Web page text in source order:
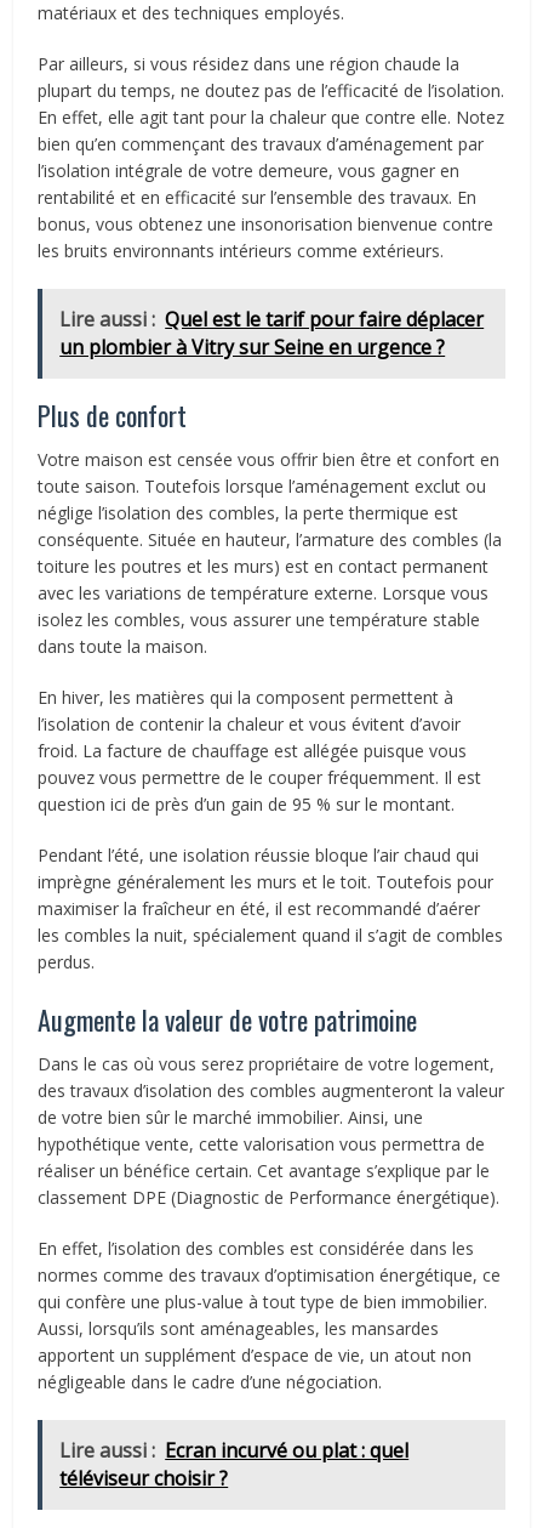
matériaux et des techniques employés.
Par ailleurs, si vous résidez dans une région chaude la
plupart du temps, ne doutez pas de l’efficacité de l’isolation.
En effet, elle agit tant pour la chaleur que contre elle. Notez
bien qu’en commençant des travaux d’aménagement par
l’isolation intégrale de votre demeure, vous gagner en
rentabilité et en efficacité sur l’ensemble des travaux. En
bonus, vous obtenez une insonorisation bienvenue contre
les bruits environnants intérieurs comme extérieurs.
Lire aussi : Quel est le tarif pour faire déplacer
un plombier à Vitry sur Seine en urgence ?
Plus de confort
Votre maison est censée vous offrir bien être et confort en
toute saison. Toutefois lorsque l’aménagement exclut ou
néglige l’isolation des combles, la perte thermique est
conséquente. Située en hauteur, l’armature des combles (la
toiture les poutres et les murs) est en contact permanent
avec les variations de température externe. Lorsque vous
isolez les combles, vous assurer une température stable
dans toute la maison.
En hiver, les matières qui la composent permettent à
l’isolation de contenir la chaleur et vous évitent d’avoir
froid. La facture de chauffage est allégée puisque vous
pouvez vous permettre de le couper fréquemment. Il est
question ici de près d’un gain de 95 % sur le montant.
Pendant l’été, une isolation réussie bloque l’air chaud qui
imprègne généralement les murs et le toit. Toutefois pour
maximiser la fraîcheur en été, il est recommandé d’aérer
les combles la nuit, spécialement quand il s’agit de combles
perdus.
Augmente la valeur de votre patrimoine
Dans le cas où vous serez propriétaire de votre logement,
des travaux d’isolation des combles augmenteront la valeur
de votre bien sûr le marché immobilier. Ainsi, une
hypothétique vente, cette valorisation vous permettra de
réaliser un bénéfice certain. Cet avantage s’explique par le
classement DPE (Diagnostic de Performance énergétique).
En effet, l’isolation des combles est considérée dans les
normes comme des travaux d’optimisation énergétique, ce
qui confère une plus-value à tout type de bien immobilier.
Aussi, lorsqu’ils sont aménageables, les mansardes
apportent un supplément d’espace de vie, un atout non
négligeable dans le cadre d’une négociation.
Lire aussi : Ecran incurvé ou plat : quel
téléviseur choisir ?